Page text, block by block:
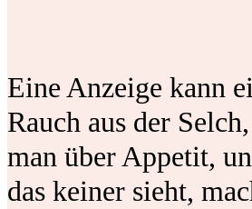
Eine Anzeige kann
Rauch aus der
man über Appetit,
das keiner sieht,